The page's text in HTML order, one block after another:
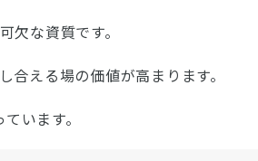
な資質です。
える場の価値が高まります。
います。